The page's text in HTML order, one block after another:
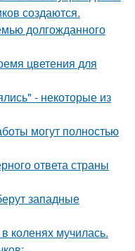
создаются.
долгожданного
цветения для
- некоторые из
могут полностью
ответа страны
западные
коленях мучилась.